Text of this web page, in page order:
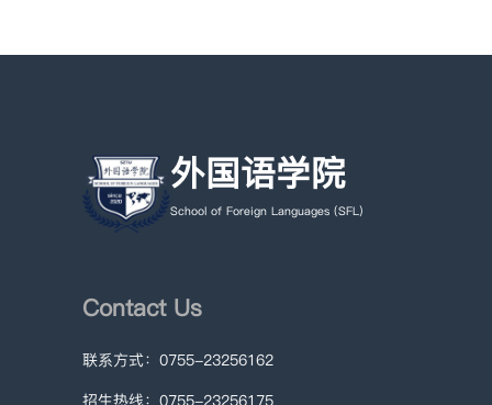
外国语学院
School of Foreign Languages (SFL)
Contact Us
联系方式：0755-23256162